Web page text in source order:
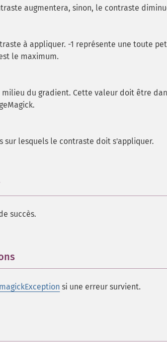
augmentera, sinon, le contraste
à appliquer. -1 représente une toute
le maximum.
milieu du gradient. Cette valeur doit être
sur lesquels le contraste doit s'appliquer.
succès.
si une erreur survient.